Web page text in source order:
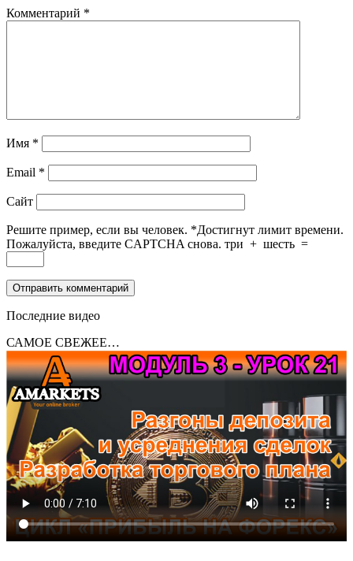
Комментарий *
Имя *
Email *
Сайт
Решите пример, если вы человек. *Достигнут лимит времени.
Пожалуйста, введите CAPTCHA снова. три + шесть =
Последние видео
САМОЕ СВЕЖЕЕ…